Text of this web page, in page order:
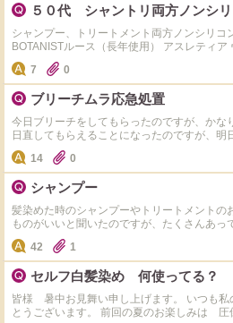
５０代 シャントリ両方ノンシ
シャンプー、トリートメント両方ノンシリコ
BOTANISTルース（長年使用） アスレティ
グを 使用中です 基本的にはトリートメント
すが、 現在訳あってノンシリコンにしてい
コンでも トリートメントはシリコン入りの
ません。 皆さまのお勧めがあれば教えていた
7 0
ブリーチムラ応急処置
今日ブリーチをしてもらったのですが、かな
日直してもらえることになったのですが、明
もマシになる方法があれば教えて頂きたいで
14 0
シャンプー
髪染めた時のシャンプーやトリートメントの
ものがいいと聞いたのですが、たくさんあっ
で、教えて欲しいです！ 髪質は細くて柔らか
42 1
セルフ白髪染め 何使ってる？
皆様 暑中お見舞い申し上げます。 いつも私
とうございます。 前回の夏のお楽しみは